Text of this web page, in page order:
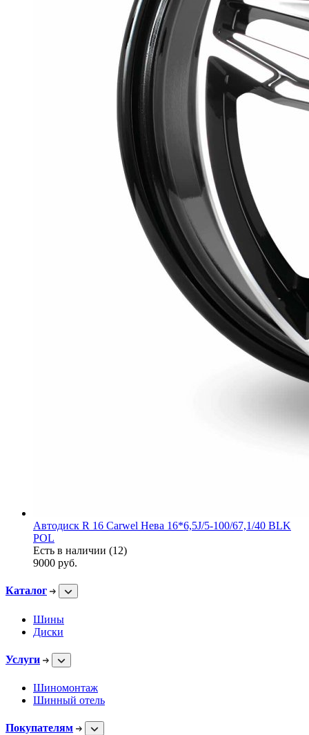
Автодиск R 16 Carwel Нева 16*6,5J/5-100/67,1/40 BLK
POL
Есть в наличии (12)
9000 руб.
Каталог
Шины
Диски
Услуги
Шиномонтаж
Шинный отель
Покупателям